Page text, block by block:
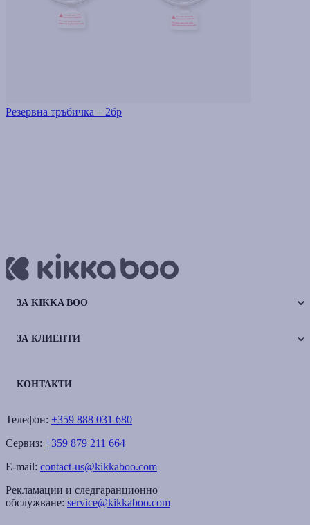
Резервна тръбичка – 2бр
ЗА KIKKA BOO
ЗА КЛИЕНТИ
КОНТАКТИ
Телефон: +359 888 031 680
Сервиз: +359 879 211 664
E-mail: contact-us@kikkaboo.com
Рекламации и следгаранционно
обслужване: service@kikkaboo.com